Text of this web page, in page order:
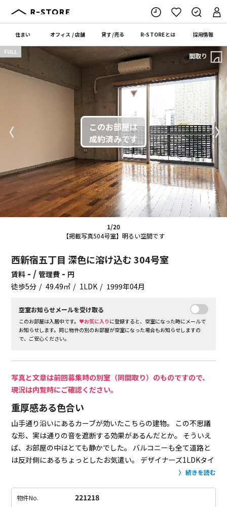
住まい オフィス /店舗 貸す/売る R-STOREとは 採用情報
1/20
【掲載写真504号室】明るい空間です
〈 〉
FULL 間取り
西新宿五丁目 深色に溶け込む 304号室
賃料 - /管理費 - 円
徒歩5分
49.49㎡ 1LDK 1999年04月
空室お知らせメールを受け取る
このお部屋は入居中です。♥お気に入り に登録すると、空室になった時にメールで
お知らせします。同じ物件の別のお部屋が空室になった場合もお知らせしますの
で、ご安心ください。
写真と文章は前回募集時の別室（同間取り）のものですので、
現況は内覧時にご確認ください。
重厚感ある色合い
山手通り沿いにあるカーブが効いたこちらの建物。
この不思議
な形、実は通りの音を遮断する効果があるんだとか。
そういえ
ば、お部屋の中はとても静かでした。
バルコニーも全て道路と
は反対側にあるちょっとしたお気遣い。
デザイナーズ1LDKタイ
コンクリ打ちっぱなしとカリン材でできた
じます。
そこにアクセントとなるのは玄関のイエローカラー。
続きを読む
物件No. 221218